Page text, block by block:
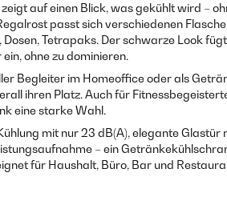
auf einen Blick, was gekühlt wird –
passt sich verschiedenen
Tetrapaks. Der schwarze Look
ohne zu dominieren.
Begleiter im Homeoffice oder als
ihren Platz. Auch für
eine starke Wahl.
mit nur 23 dB(A), elegante Glastür
– ein
für Haushalt, Büro, Bar und